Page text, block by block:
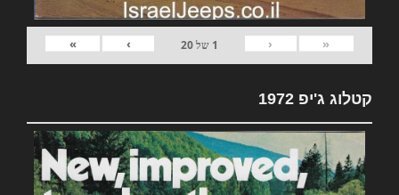
«
‹
1 של20
›
»
קטלוג ג'יפ 1972